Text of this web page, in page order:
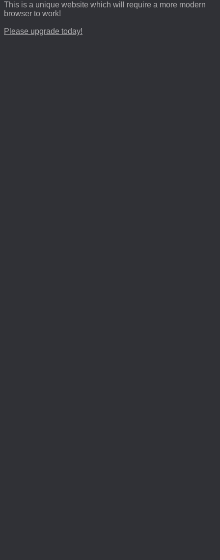
This is a unique website which will require a more modern
browser to work!
Please upgrade today!